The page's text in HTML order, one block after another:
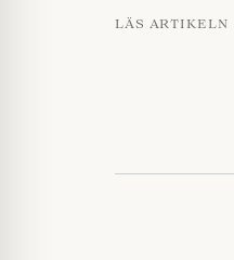
LÄS ARTIKELN